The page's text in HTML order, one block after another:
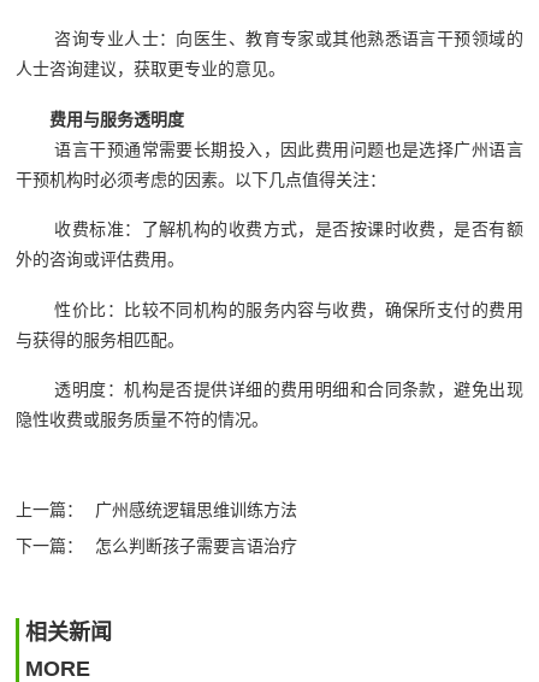
咨询专业人士：向医生、教育专家或其他熟悉语言干预领域的
人士咨询建议，获取更专业的意见。
费用与服务透明度
语言干预通常需要长期投入，因此费用问题也是选择广州语言
干预机构时必须考虑的因素。以下几点值得关注：
收费标准：了解机构的收费方式，是否按课时收费，是否有额
外的咨询或评估费用。
性价比：比较不同机构的服务内容与收费，确保所支付的费用
与获得的服务相匹配。
透明度：机构是否提供详细的费用明细和合同条款，避免出现
隐性收费或服务质量不符的情况。
上一篇：
广州感统逻辑思维训练方法
下一篇：
怎么判断孩子需要言语治疗
相关新闻
MORE